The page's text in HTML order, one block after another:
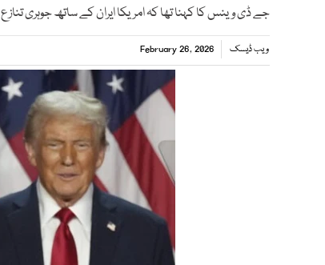
جے ڈی وینس کا کہنا تھا کہ امریکا ایران کے ساتھ جوہری
ویب ڈیسک February 26, 2026